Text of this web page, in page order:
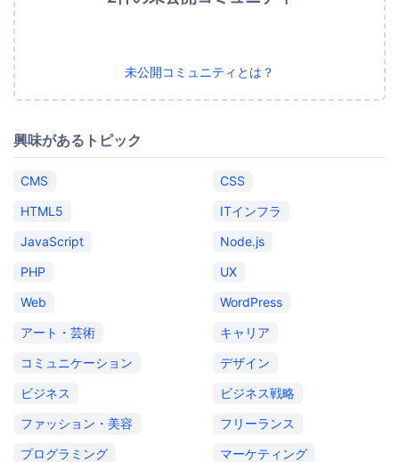
未公開コミュニティとは？
興味があるトピック
CMS
CSS
HTML5
ITインフラ
JavaScript
Node.js
PHP
UX
Web
WordPress
アート・芸術
キャリア
コミュニケーション
デザイン
ビジネス
ビジネス戦略
ファッション・美容
フリーランス
プログラミング
マーケティング